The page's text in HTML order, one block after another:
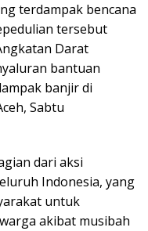
terdampak bencana
tersebut
Darat
bantuan
banjir di
Sabtu
dari aksi
Indonesia, yang
untuk
akibat musibah